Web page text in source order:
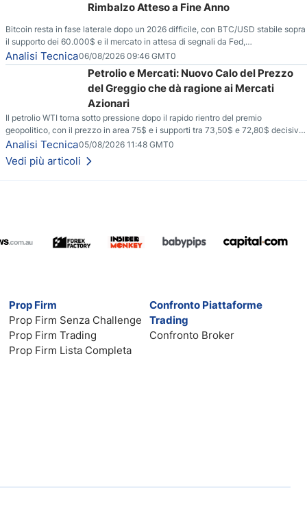
Rimbalzo Atteso a Fine Anno
Bitcoin resta in fase laterale dopo un 2026 difficile, con BTC/USD stabile sopra
il supporto dei 60.000$ e il mercato in attesa di segnali da Fed,
regolamentazione USA ed elezioni di medio termine.
Analisi Tecnica06/08/2026 09:46 GMT0
Petrolio e Mercati: Nuovo Calo del Prezzo
del Greggio che dà ragione ai Mercati
Azionari
Il petrolio WTI torna sotto pressione dopo il rapido rientro del premio
geopolitico, con il prezzo in area 75$ e i supporti tra 73,50$ e 72,80$ decisivi
per capire se il ribasso potrà estendersi verso quota 70$.
Analisi Tecnica05/08/2026 11:48 GMT0
Vedi più articoli
Prop Firm
Prop Firm Senza Challenge
Prop Firm Trading
Prop Firm Lista Completa
Confronto Piattaforme
Trading
Confronto Broker